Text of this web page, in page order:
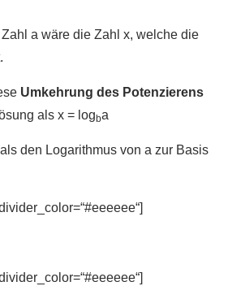
a wäre die Zahl x, welche die
Umkehrung des Potenzierens
als x = logba
den Logarithmus von a zur Basis